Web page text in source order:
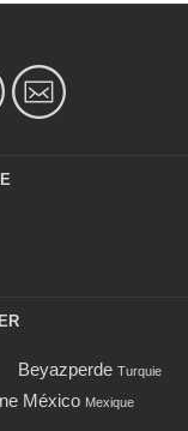
Beyazperde Turquie
México Mexique